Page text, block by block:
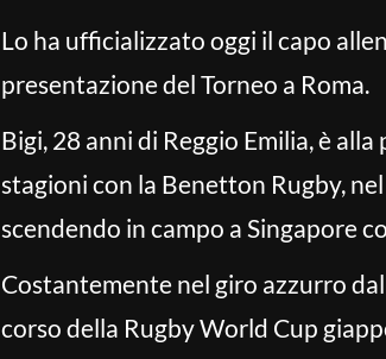
Lo ha ufficializzato oggi il capo
presentazione del Torneo a Roma.
Bigi, 28 anni di Reggio Emilia, è
stagioni con la Benetton Rugby,
scendendo in campo a Singapore
Costantemente nel giro azzurro
corso della Rugby World Cup